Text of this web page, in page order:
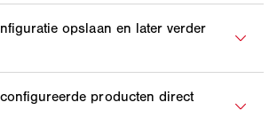
te maken. Op die manier kunt u zich
hoe de schaduw in de loop van de
genereert in realtime een
van het geconfigureerde product. U
uit verschillende blikrichtingen
van uw configuratie in een
zien.
van uw persoonlijke configuratie en
is altijd mogelijk.